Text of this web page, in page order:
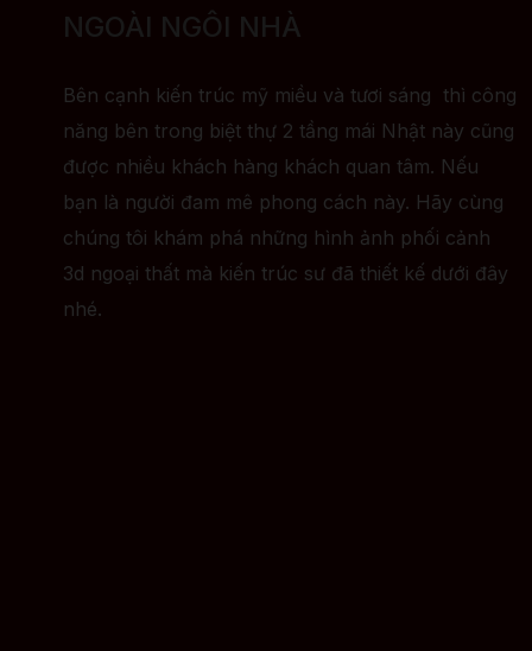
NGOÀI NGÔI NHÀ
Bên cạnh kiến trúc mỹ miều và tươi sáng thì công
năng bên trong biệt thự 2 tầng mái Nhật này cũng
được nhiều khách hàng khách quan tâm. Nếu
bạn là người đam mê phong cách này. Hãy cùng
chúng tôi khám phá những hình ảnh phối cảnh
3d ngoại thất mà kiến trúc sư đã thiết kế dưới đây
nhé.